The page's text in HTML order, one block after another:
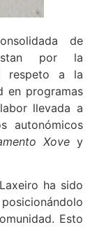
de
por la
respeto a la
en programas
llevada a
autonómicos
Xove y
ha sido
Esto